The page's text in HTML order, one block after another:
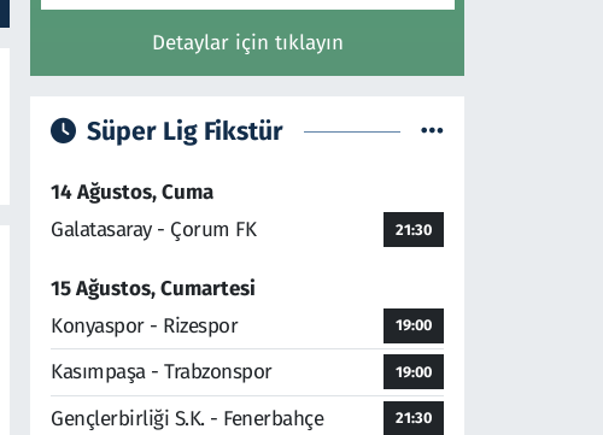
Detaylar için tıklayın
Süper Lig Fikstür
14 Ağustos, Cuma
Galatasaray - Çorum FK
21:30
15 Ağustos, Cumartesi
Konyaspor - Rizespor
19:00
Kasımpaşa - Trabzonspor 19:00
Gençlerbirliği S.K. - Fenerbahçe 21:30